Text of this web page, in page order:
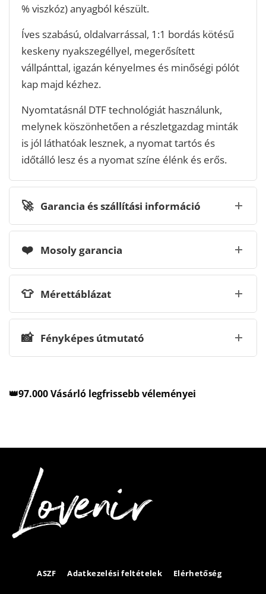
% viszkóz) anyagból készült.
Íves szabású, oldalvarrással, 1:1 bordás kötésű
keskeny nyakszegéllyel, megerősített
vállpánttal, igazán kényelmes és minőségi pólót
kap majd kézhez.
Nyomtatásnál DTF technológiát használunk,
melynek köszönhetően a részletgazdag minták
is jól láthatóak lesznek, a nyomat tartós és
időtálló lesz és a nyomat színe élénk és erős.
🚀 Garancia és szállítási információ
❤️ Mosoly garancia
👕 Mérettáblázat
📸 Fényképes útmutató
👑97.000 Vásárló legfrissebb véleményei
ASZF Adatkezelési feltételek Elérhetőség